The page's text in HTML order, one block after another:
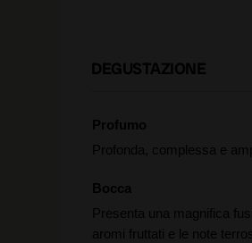
DEGUSTAZIONE
Profumo
Profonda, complessa e
Bocca
Presenta una magnifica
aromi fruttati e le note